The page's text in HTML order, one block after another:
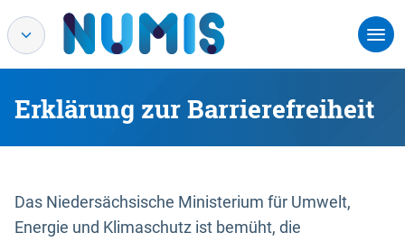
Erklärung zur Barrierefreiheit
Das Niedersächsische Ministerium für Umwelt,
Energie und Klimaschutz ist bemüht, die